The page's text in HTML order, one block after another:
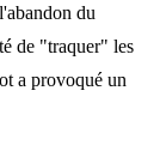
du
de "traquer" les
a provoqué un